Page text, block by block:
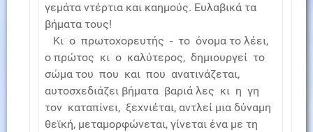
γεμάτα ντέρτια και καημούς. Ευλαβικά τα
βήματα τους!
Κι ο πρωτοχορευτής - το όνομα το λέει,
ο πρώτος κι ο καλύτερος, δημιουργεί το
σώμα του που και που ανατινάζεται,
αυτοσχεδιάζει βήματα βαριά λες κι η γη
τον καταπίνει, ξεχνιέται, αντλεί μια δύναμη
θεϊκή, μεταμορφώνεται, γίνεται ένα με τη